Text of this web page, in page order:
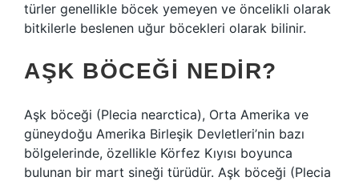
türler genellikle böcek yemeyen ve öncelikli olarak
bitkilerle beslenen uğur böcekleri olarak bilinir.
AŞK BÖCEĞI NEDIR?
Aşk böceği (Plecia nearctica), Orta Amerika ve
güneydoğu Amerika Birleşik Devletleri’nin bazı
bölgelerinde, özellikle Körfez Kıyısı boyunca
bulunan bir mart sineği türüdür. Aşk böceği (Plecia